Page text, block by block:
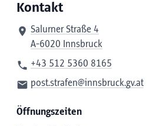
Kontakt
Salurner Straße 4
A-6020 Innsbruck
+43 512 5360 8165
post.strafen@innsbruck.gv.at
Öffnungszeiten